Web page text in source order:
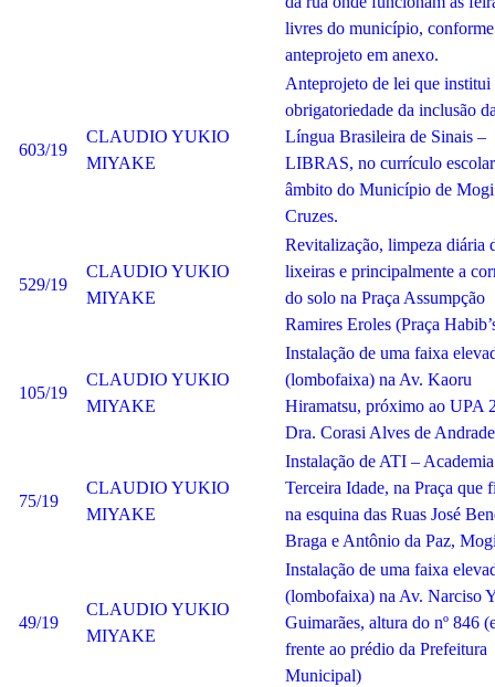
livres do município, conforme
anteprojeto em anexo.
603/19
CLAUDIO YUKIO
MIYAKE
Anteprojeto de lei que institui
obrigatoriedade da inclusão
Língua Brasileira de Sinais –
LIBRAS, no currículo
âmbito do Município de Mogi
Cruzes.
529/19
CLAUDIO YUKIO
MIYAKE
Revitalização, limpeza diária
lixeiras e principalmente a
do solo na Praça Assumpção
Ramires Eroles (Praça
105/19
CLAUDIO YUKIO
MIYAKE
Instalação de uma faixa
(lombofaixa) na Av. Kaoru
Hiramatsu, próximo ao UPA
Dra. Corasi Alves de
75/19
CLAUDIO YUKIO
MIYAKE
Instalação de ATI –
Terceira Idade, na Praça que
na esquina das Ruas José
Braga e Antônio da Paz,
49/19
CLAUDIO YUKIO
MIYAKE
Instalação de uma faixa
(lombofaixa) na Av. Narciso
Guimarães, altura do nº 846
frente ao prédio da Prefeitura
Municipal)